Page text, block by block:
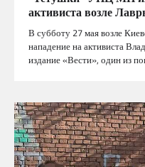
активиста возле
В субботу 27 мая возле
нападение на активиста
издание «Вести», один из